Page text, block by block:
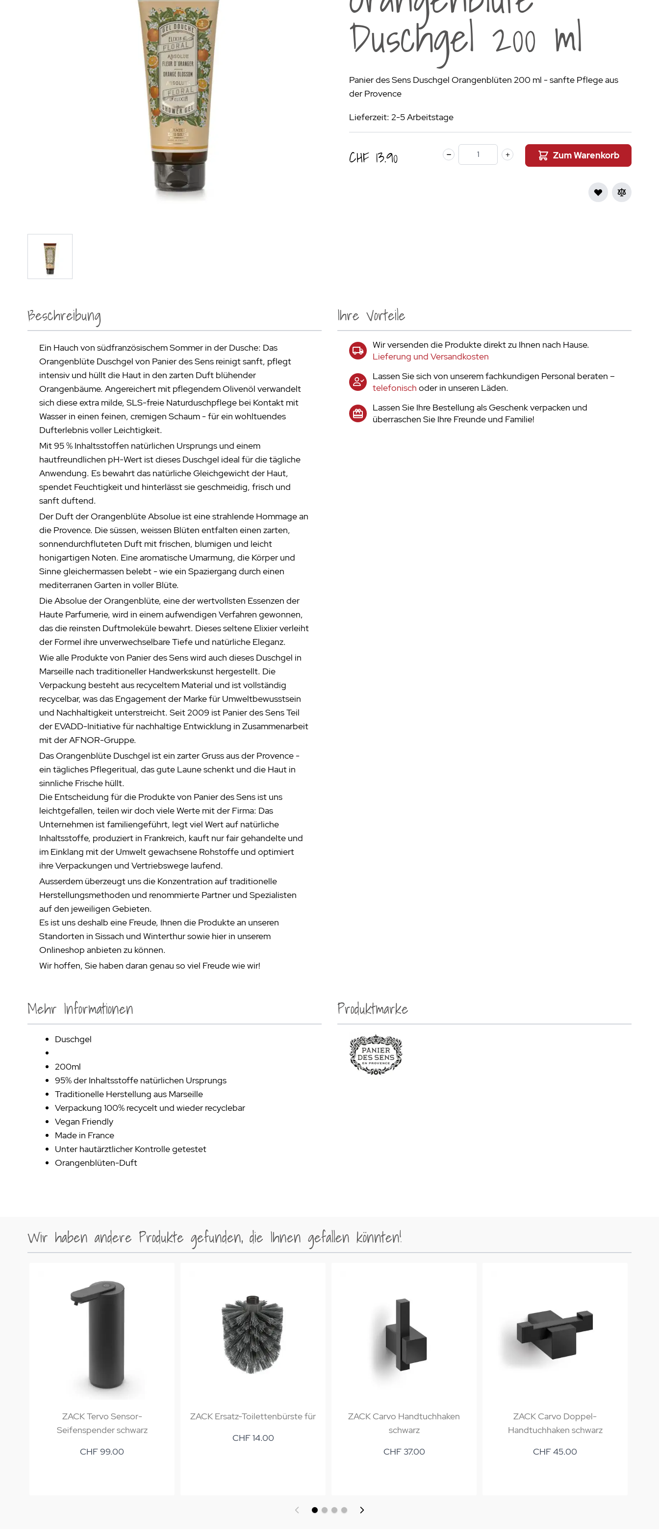
Weber Elektrogrill
Weber Zubehör
BBQ Kitchen - Outdoorküchen Weber
Grillmontage & Lieferung
Fondue & RacletteSchalen & Körbe
Diverses
Kühltaschen | Isoliertaschen
Raumdüfte
Panier des Sens Körperpflege
Reinigung >
Duschgel 200 ml
Panier des Sens Duschgel Orangenblüten 200 ml - sanfte Pflege aus
der Provence
Lieferzeit: 2-5 Arbeitstage
CHF 13.90 Menge Zum Warenkorb
Beschreibung
Ein Hauch von südfranzösischem Sommer in der Dusche: Das
Orangenblüte Duschgel von Panier des Sens reinigt sanft, pflegt
intensiv und hüllt die Haut in den zarten Duft blühender
Orangenbäume. Angereichert mit pflegendem Olivenöl verwandelt
sich diese extra milde, SLS-freie Naturduschpflege bei Kontakt mit
Wasser in einen feinen, cremigen Schaum - für ein wohltuendes
Dufterlebnis voller Leichtigkeit.
Mit 95 % Inhaltsstoffen natürlichen Ursprungs und einem
hautfreundlichen pH-Wert ist dieses Duschgel ideal für die tägliche
Anwendung. Es bewahrt das natürliche Gleichgewicht der Haut,
spendet Feuchtigkeit und hinterlässt sie geschmeidig, frisch und
sanft duftend.
Der Duft der Orangenblüte Absolue ist eine strahlende Hommage an
die Provence. Die süssen, weissen Blüten entfalten einen zarten,
sonnendurchfluteten Duft mit frischen, blumigen und leicht
honigartigen Noten. Eine aromatische Umarmung, die Körper und
Sinne gleichermassen belebt - wie ein Spaziergang durch einen
mediterranen Garten in voller Blüte.
Die Absolue der Orangenblüte, eine der wertvollsten Essenzen der
Haute Parfumerie, wird in einem aufwendigen Verfahren gewonnen,
das die reinsten Duftmoleküle bewahrt. Dieses seltene Elixier verleiht
der Formel ihre unverwechselbare Tiefe und natürliche Eleganz.
Wie alle Produkte von Panier des Sens wird auch dieses Duschgel in
Marseille nach traditioneller Handwerkskunst hergestellt. Die
Verpackung besteht aus recyceltem Material und ist vollständig
recycelbar, was das Engagement der Marke für Umweltbewusstsein
und Nachhaltigkeit unterstreicht. Seit 2009 ist Panier des Sens Teil
der EVADD-Initiative für nachhaltige Entwicklung in Zusammenarbeit
mit der AFNOR-Gruppe.
Das Orangenblüte Duschgel ist ein zarter Gruss aus der Provence -
ein tägliches Pflegeritual, das gute Laune schenkt und die Haut in
sinnliche Frische hüllt.
Die Entscheidung für die Produkte von Panier des Sens ist uns
leichtgefallen, teilen wir doch viele Werte mit der Firma: Das
Unternehmen ist familiengeführt, legt viel Wert auf natürliche
Inhaltsstoffe, produziert in Frankreich, kauft nur fair gehandelte und
im Einklang mit der Umwelt gewachsene Rohstoffe und optimiert
ihre Verpackungen und Vertriebswege laufend.
Ausserdem überzeugt uns die Konzentration auf traditionelle
Herstellungsmethoden und renommierte Partner und Spezialisten
auf den jeweiligen Gebieten.
Es ist uns deshalb eine Freude, Ihnen die Produkte an unseren
Standorten in Sissach und Winterthur sowie hier in unserem
Onlineshop anbieten zu können.
Wir hoffen, Sie haben daran genau so viel Freude wie wir!
Ihre Vorteile
Wir versenden die Produkte direkt zu Ihnen nach Hause.
Lieferung und Versandkosten
Lassen Sie sich von unserem fachkundigen Personal beraten –
telefonisch oder in unseren Läden.
Lassen Sie Ihre Bestellung als Geschenk verpacken und
überraschen Sie Ihre Freunde und Familie!
Mehr Informationen
Duschgel
200ml
95% der Inhaltsstoffe natürlichen Ursprungs
Traditionelle Herstellung aus Marseille
Verpackung 100% recycelt und wieder recyclebar
Vegan Friendly
Made in France
Unter hautärztlicher Kontrolle getestet
Orangenblüten-Duft
Produktmarke
Wir haben andere Produkte gefunden, die Ihnen gefallen könnten!
ZACK Tervo Sensor-
Seifenspender schwarz
CHF 99.00
ZACK Ersatz-Toilettenbürste für
CHF 14.00
ZACK Carvo Handtuchhaken
schwarz
CHF 37.00
ZACK Carvo Doppel-
Handtuchhaken schwarz
CHF 45.00